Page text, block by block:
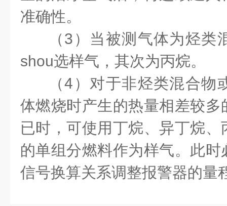
准确性。
（3）当被测气体为烃类
shou选样气，其次为丙烷。
（4）对于非烃类混合物
体燃烧时产生的热量相差较
已时，可使用丁烷、异丁烷
的单组分燃料作为样气。此
信号换算关系调整报警器的量